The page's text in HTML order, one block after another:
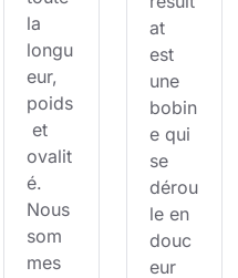
la
longu
eur,
poids
et
ovalit
é.
Nous
som
mes
at
est
une
bobin
e qui
se
dérou
le en
douc
eur